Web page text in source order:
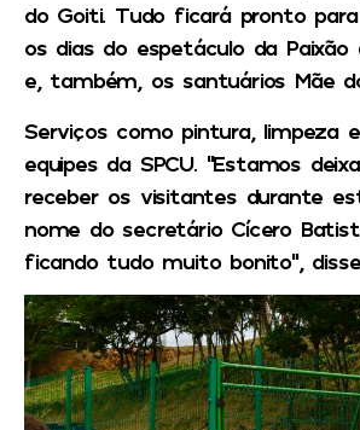
do Goiti. Tudo ficará pronto
os dias do espetáculo da
e, também, os santuários Mãe
Serviços como pintura, limpeza
equipes da SPCU. “Estamos
receber os visitantes durante
nome do secretário Cícero
ficando tudo muito bonito”,